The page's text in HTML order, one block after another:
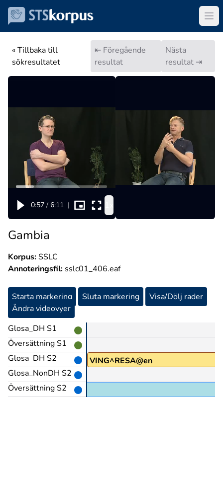
« Tillbaka till
sökresultatet
⇤ Föregående
resultat
Nästa
resultat ⇥
0:57 / 6:11 |
Gambia
Korpus:SSLC
Annoteringsfil: sslc01_406.eaf
Starta markering Sluta markering
Visa/Dölj rader
Ändra videovyer
Glosa_DH S1
Översättning S1
Glosa_DH S2
Glosa_NonDH S2
Översättning S2
VING^RESA@en